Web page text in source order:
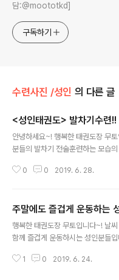
담:@moototkd]
구독하기
수련사진 /성인 의 다른 글
<성인태권도> 발차기수련!!
안녕하세요~! 행복한 태권도장 무
분들의 발차기 전술훈련하는 모습
하시는 성인분들의 모습을 보니 행
0 0 2019. 6. 28.
주말에도 즐겁게 운동하는
행복한 태권도장 무토입니다~! 날씨
함께 즐겁게 운동하시는 성인분들
적으로 운동하시는 흰띠의 시범입니
1 0 2019. 6. 24.